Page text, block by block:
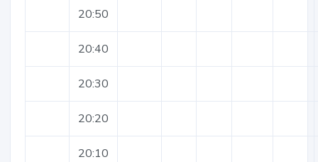
20:50
20:40
20:30
20:20
20:10